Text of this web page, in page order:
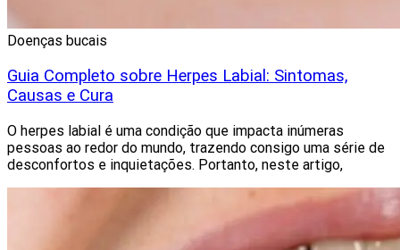
Doenças bucais
Guia Completo sobre Herpes Labial: Sintomas,
Causas e Cura
O herpes labial é uma condição que impacta inúmeras
pessoas ao redor do mundo, trazendo consigo uma série de
desconfortos e inquietações. Portanto, neste artigo,